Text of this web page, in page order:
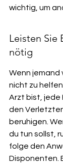
wichtig, um
Leisten Sie
nötig
Wenn
nicht zu
Arzt bist, jede
den
beruhigen.
du tun sollst,
folge den
Disponenten.